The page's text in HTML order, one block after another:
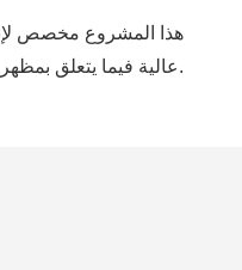
هذا المشروع مخصص
عالية فيما يتعلق بمظهر المنتج. ويتعاون مدير المشروع ومشرف الجودة لإدارة مظهر المشروع.